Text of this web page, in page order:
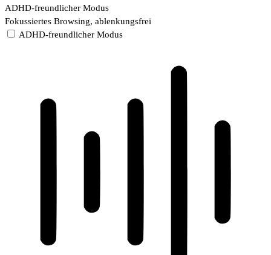
ADHD-freundlicher Modus
Fokussiertes Browsing, ablenkungsfrei
ADHD-freundlicher Modus